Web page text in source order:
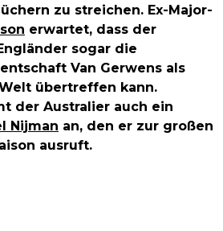
zu streichen. Ex-Major-
erwartet, dass der
sogar die
Van Gerwens als
übertreffen kann.
der Australier auch ein
Nijman an, den er zur großen
ausruft.